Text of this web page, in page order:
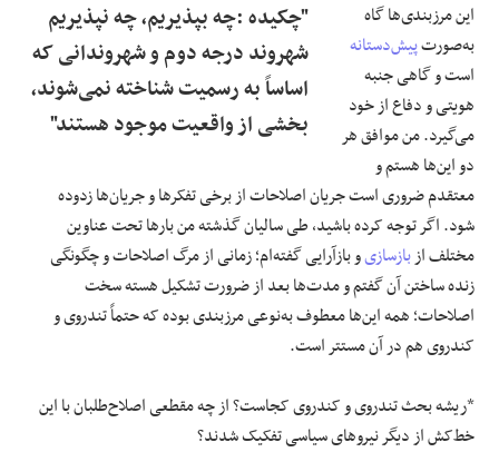
"چکیده :چه بپذیریم، چه نپذیریم
شهروند درجه دوم و شهروندانی که
اساساً به رسمیت شناخته نمی‌شوند،
بخشی از واقعیت موجود هستند"
این مرزبندی‌ها گاه
به‌صورتپیش‌دستانه
است و گاهی جنبه
هویتی و دفاع از خود
می‌گیرد. من موافق هر
دو این‌ها هستم و
معتقدم ضروری است جریان اصلاحات از برخی تفکرها و جریان‌ها زدوده
شود. اگر توجه کرده باشید، طی سالیان گذشته من بارها تحت عناوین
مختلف ازبازسازیو بازآرایی گفته‌ام؛ زمانی از مرگ اصلاحات و چگونگی
زنده ساختن آن گفتم و مدت‌ها بعد از ضرورت تشکیل هسته سخت
اصلاحات؛ همه این‌ها معطوف به‌نوعی مرزبندی بوده که حتماً تندروی و
کندروی هم در آن مستتر است.
*ریشه بحث تندروی و کندروی کجاست؟ از چه مقطعی اصلاح‌طلبان با این
خط‌کش از دیگر نیروهای سیاسی تفکیک شدند؟